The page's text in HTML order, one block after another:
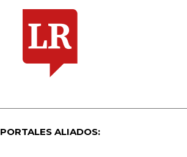
PORTALES ALIADOS: